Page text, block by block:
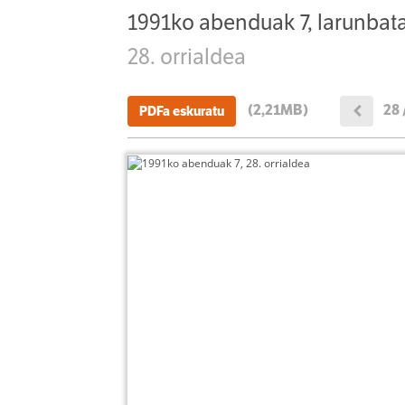
1991ko abenduak 7,
28. orrialdea
PDFa eskuratu (2,21MB) 28